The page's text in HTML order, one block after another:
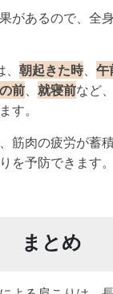
があるので、全
朝起きた時、 午
前、 就寝前など
す。
筋肉の疲労が蓄
を予防できます。
まとめ